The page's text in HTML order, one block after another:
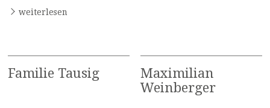
weiterlesen
Familie Tausig
Maximilian
Weinberger